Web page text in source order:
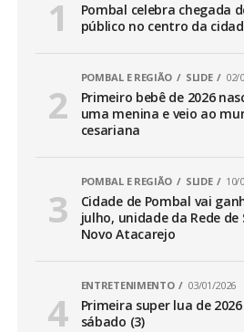
Pombal celebra chegada
público no centro da
POMBAL E REGIÃO SLIDE 02/
Primeiro bebê de 2026
uma menina e veio ao
cesariana
POMBAL E REGIÃO SLIDE 10/
Cidade de Pombal vai
julho, unidade da Rede
Novo Atacarejo
ENTRETENIMENTO 03/01/2026
Primeira super lua de
sábado (3)